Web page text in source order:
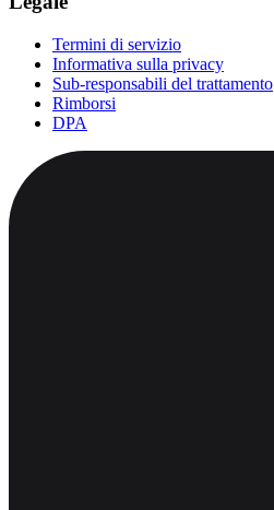
Termini di servizio
Informativa sulla privacy
Sub-responsabili del trattamento
Rimborsi
DPA